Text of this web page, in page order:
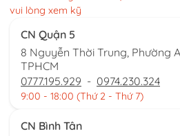
vui lòng xem kỹ
CN Quận 5
8 Nguyễn Thời Trung, Phường
TPHCM
0777.195.929 - 0974.230.324
9:00 - 18:00 (Thứ 2 - Thứ 7)
CN Bình Tân